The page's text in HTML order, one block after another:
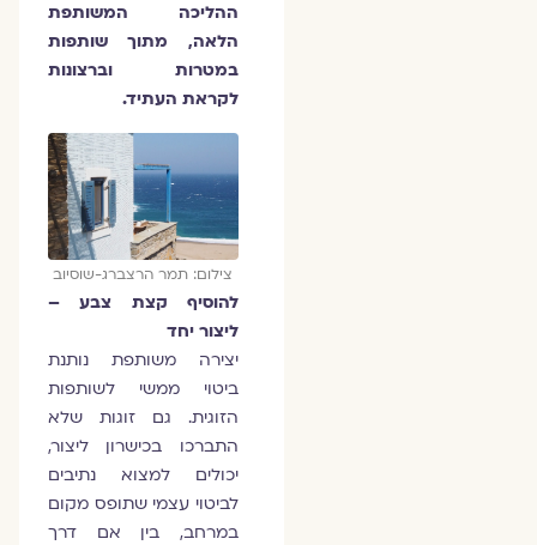
ההליכה המשותפת
הלאה, מתוך שותפות
במטרות וברצונות
לקראת העתיד.
צילום: תמר הרצברג-שוסיוב
להוסיף קצת צבע –
ליצור יחד
יצירה משותפת נותנת
ביטוי ממשי לשותפות
הזוגית. גם זוגות שלא
התברכו בכישרון ליצור,
יכולים למצוא נתיבים
לביטוי עצמי שתופס מקום
במרחב, בין אם דרך